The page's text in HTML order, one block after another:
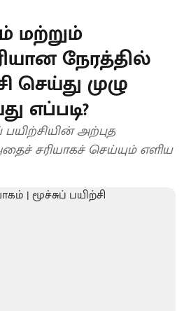
மற்றும்
நேரத்தில்
செய்து முழு
எப்படி?
பயிற்சியின் அற்புத
சரியாகச் செய்யும் எளிய